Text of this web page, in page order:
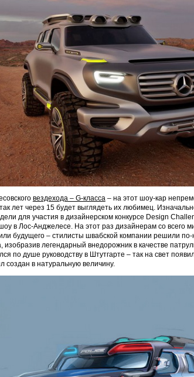
вездехода – G-класса – на этот шоу-кар
лет через 15 будет выглядеть их любимец.
для участия в дизайнерском конкурсе Design
в Лос-Анджелесе. На этот раз дизайнерам со всего
будущего – стилисты швабской компании решили по-
изобразив легендарный внедорожник в качестве
по душе руководству в Штутгарте – так на свет
создан в натуральную величину.